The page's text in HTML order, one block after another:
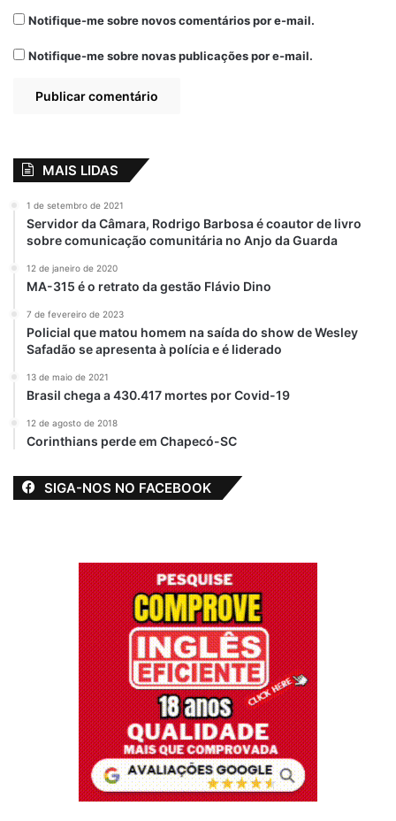
Notifique-me sobre novos comentários por e-mail.
Notifique-me sobre novas publicações por e-mail.
MAIS LIDAS
1 de setembro de 2021
Servidor da Câmara, Rodrigo Barbosa é coautor de livro
sobre comunicação comunitária no Anjo da Guarda
12 de janeiro de 2020
MA-315 é o retrato da gestão Flávio Dino
7 de fevereiro de 2023
Policial que matou homem na saída do show de Wesley
Safadão se apresenta à polícia e é liderado
13 de maio de 2021
Brasil chega a 430.417 mortes por Covid-19
12 de agosto de 2018
Corinthians perde em Chapecó-SC
SIGA-NOS NO FACEBOOK